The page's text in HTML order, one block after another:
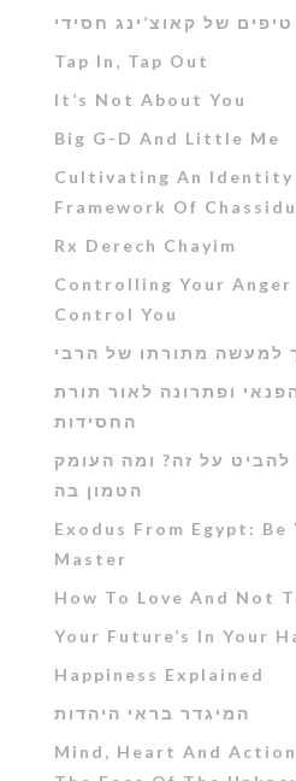
טיפים של קאוצ’ינג חסידי
Tap In, Tap Out
It’s Not About You
Big G-D And Little Me
Cultivating An Identity
Framework Of
Rx Derech Chayim
Controlling Your Anger
Control You
למעשה מתורתו של הרבי
ופתרונה לאור תורת
החסידות
להביט על זה? ומה העומק
הטמון בה
Exodus From Egypt: Be
Master
How To Love And Not
Your Future’s In Your
Happiness Explained
המיגדר בראי היהדות
Mind, Heart And